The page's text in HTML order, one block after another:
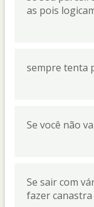
as pois
sempre tenta
Se você não
Se sair com
fazer